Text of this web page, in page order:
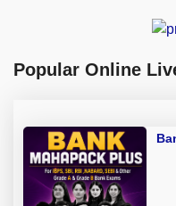
Popular Online